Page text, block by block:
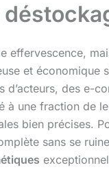
effervescence,
et
d’acteurs, des e-
à une fraction de
bien précises.
sans se